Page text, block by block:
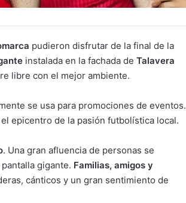
pudieron disfrutar de la final de la
instalada en la fachada de Talavera
libre con el mejor ambiente.
se usa para promociones de eventos.
epicentro de la pasión futbolística local.
. Una gran afluencia de personas se
gigante. Familias, amigos y
cánticos y un gran sentimiento de